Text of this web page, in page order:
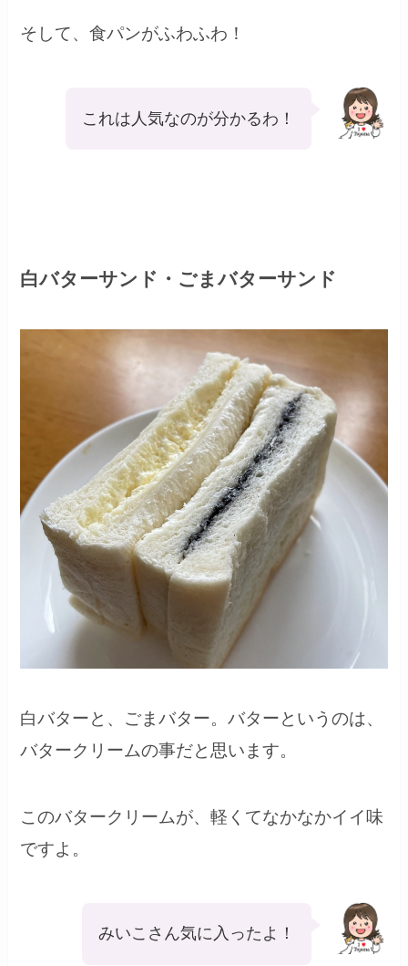
そして、食パンがふわふわ！
これは人気なのが分かるわ！
白バターサンド・ごまバターサンド
白バターと、ごまバター。バターというのは、
バタークリームの事だと思います。
このバタークリームが、軽くてなかなかイイ味
ですよ。
みいこさん気に入ったよ！